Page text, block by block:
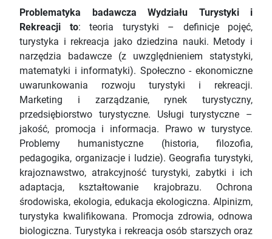
Problematyka badawcza Wydziału Turystyki i
Rekreacji to: teoria turystyki – definicje pojęć,
turystyka i rekreacja jako dziedzina nauki. Metody i
narzędzia badawcze (z uwzględnieniem statystyki,
matematyki i informatyki). Społeczno - ekonomiczne
uwarunkowania rozwoju turystyki i rekreacji.
Marketing i zarządzanie, rynek turystyczny,
przedsiębiorstwo turystyczne. Usługi turystyczne –
jakość, promocja i informacja. Prawo w turystyce.
Problemy humanistyczne (historia, filozofia,
pedagogika, organizacje i ludzie). Geografia turystyki,
krajoznawstwo, atrakcyjność turystyki, zabytki i ich
adaptacja, kształtowanie krajobrazu. Ochrona
środowiska, ekologia, edukacja ekologiczna. Alpinizm,
turystyka kwalifikowana. Promocja zdrowia, odnowa
biologiczna. Turystyka i rekreacja osób starszych oraz